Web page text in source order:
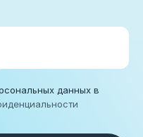
данных в